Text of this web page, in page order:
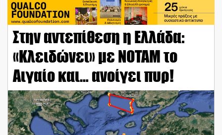
Στην αντεπίθεση η Ελλάδα:
«Κλειδώνει» με NOTAM το
Αιγαίο και… ανοίγει πυρ!